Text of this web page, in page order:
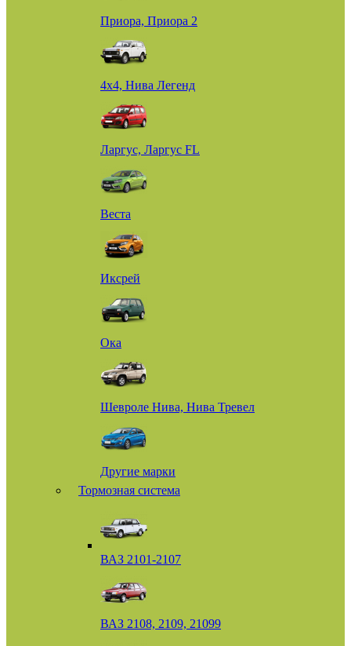
Приора, Приора 2
4х4, Нива Легенд
Ларгус, Ларгус FL
Веста
Иксрей
Ока
Шевроле Нива, Нива Тревел
Другие марки
Тормозная система
ВАЗ 2101-2107
ВАЗ 2108, 2109, 21099